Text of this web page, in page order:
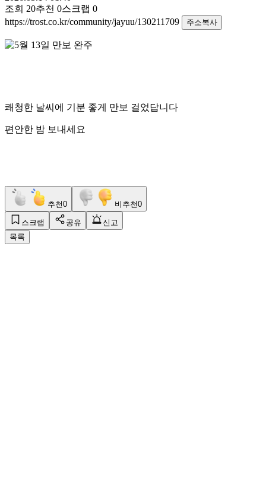
조회 20추천 0스크랩 0
https://trost.co.kr/community/jayuu/130211709
주소복사
쾌청한 날씨에 기분 좋게 만보 걸었답니다
편안한 밤 보내세요
추천0 비추천0
스크랩 공유
신고
목록